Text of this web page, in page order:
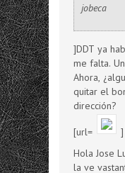
jobeca
]DDT ya
me falta.
Ahora,
quitar el
dirección?
[url= ]
Hola Jose
la ve